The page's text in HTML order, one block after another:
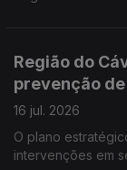
Região do
prevenção
16 jul. 2026
O plano
intervenções em